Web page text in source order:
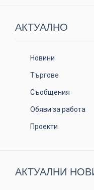
АКТУАЛНO
Новини
Търгове
Съобщения
Обяви за работа
Проекти
АКТУАЛНИ